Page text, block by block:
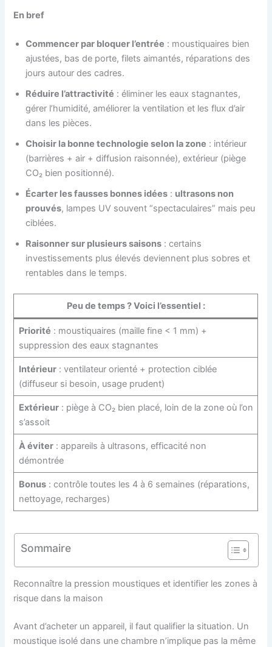
En bref
Commencer par bloquer l’entrée : moustiquaires bien
ajustées, bas de porte, filets aimantés, réparations des
jours autour des cadres.
Réduire l’attractivité : éliminer les eaux stagnantes,
gérer l’humidité, améliorer la ventilation et les flux d’air
dans les pièces.
Choisir la bonne technologie selon la zone : intérieur
(barrières + air + diffusion raisonnée), extérieur (piège
CO₂ bien positionné).
Écarter les fausses bonnes idées : ultrasons non
prouvés, lampes UV souvent “spectaculaires” mais peu
ciblées.
Raisonner sur plusieurs saisons : certains
investissements plus élevés deviennent plus sobres et
rentables dans le temps.
Peu de temps ? Voici l’essentiel :
Priorité : moustiquaires (maille fine < 1 mm) +
suppression des eaux stagnantes
Intérieur: ventilateur orienté + protection ciblée
(diffuseur si besoin, usage prudent)
Extérieur: piège à CO₂ bien placé, loin de la zone où l’on
s’assoit
À éviter: appareils à ultrasons, efficacité non
démontrée
Bonus: contrôle toutes les 4 à 6 semaines (réparations,
nettoyage, recharges)
Sommaire
Reconnaître la pression moustiques et identifier les zones à
risque dans la maison
Avant d’acheter un appareil, il faut qualifier la situation. Un
moustique isolé dans une chambre n’implique pas la même